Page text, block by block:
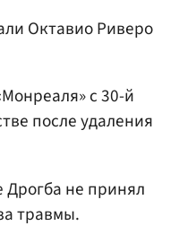
Октавио Риверо
с 30-й
после удаления
не принял
травмы.